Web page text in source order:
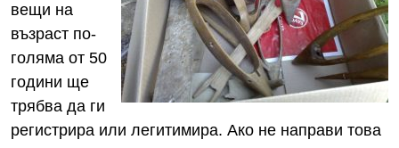
вещи на
възраст по-
голяма от 50
години ще
трябва да ги
регистрира или легитимира. Ако не направи това